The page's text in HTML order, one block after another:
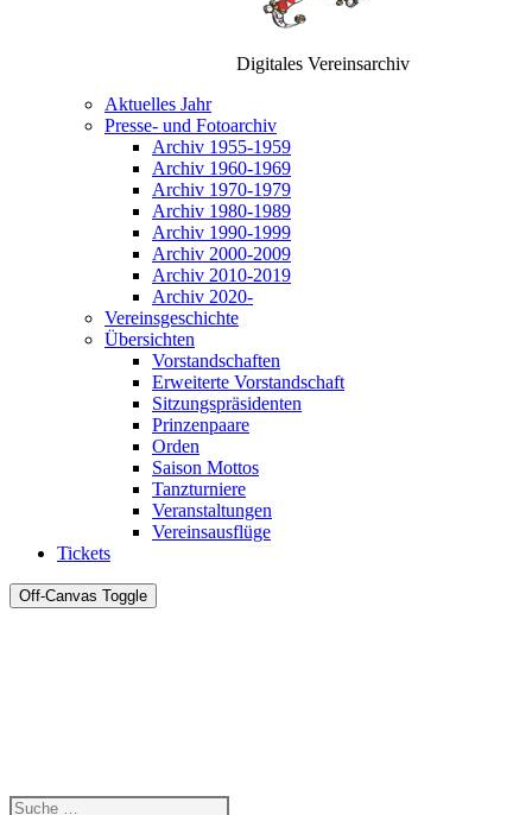
Digitales Vereinsarchiv
Aktuelles Jahr
Presse- und Fotoarchiv
Archiv 1955-1959
Archiv 1960-1969
Archiv 1970-1979
Archiv 1980-1989
Archiv 1990-1999
Archiv 2000-2009
Archiv 2010-2019
Archiv 2020-
Vereinsgeschichte
Übersichten
Vorstandschaften
Erweiterte Vorstandschaft
Sitzungspräsidenten
Prinzenpaare
Orden
Saison Mottos
Tanzturniere
Veranstaltungen
Vereinsausflüge
Tickets
Off-Canvas Toggle